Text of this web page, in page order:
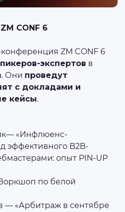
CONF 6
ZM CONF 6
экспертов в
Они проведут
с докладами и
кейсы.
«Инфлюенс-
эффективного B2B-
опыт PIN-UP
по белой
— «Арбитраж в сентябре